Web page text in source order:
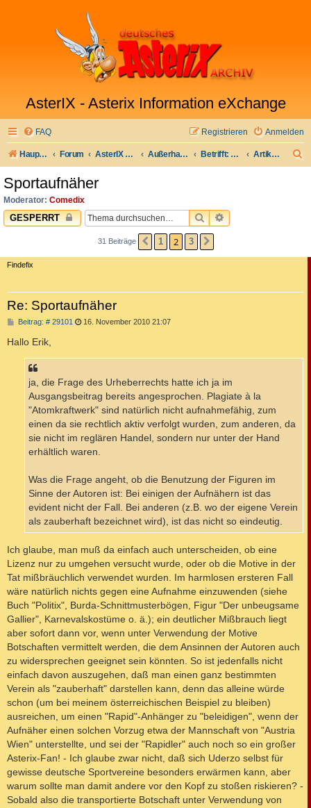
AsterIX - Asterix Information eXchange
FAQ Anmelden
Registrieren
Hauptseite Forum AsterIX auf Deutsch Außerhalb Galliens Betrifft: Comedix.de Artikel für die Comedix-Bibliothek
Sportaufnäher
Moderator: Comedix
GESPERRT SUCHEERWEITERTE
31 Beiträge VORHERIGE
1 2 3
Findefix
Re: Sportaufnäher
Beitrag: # 29101 B
r
16. November 2010 21:07
Hallo Erik,
ja, die Frage des Urheberrechts hatte ich ja im
Ausgangsbeitrag bereits angesprochen. Plagiate à la
"Atomkraftwerk" sind natürlich nicht aufnahmefähig, zum
einen da sie rechtlich aktiv verfolgt wurden, zum anderen, da
sie nicht im reglären Handel, sondern nur unter der Hand
erhältlich waren.
Was die Frage angeht, ob die Benutzung der Figuren im
Sinne der Autoren ist: Bei einigen der Aufnähern ist das
evident nicht der Fall. Bei anderen (z.B. wo der eigene Verein
als zauberhaft bezeichnet wird), ist das nicht so eindeutig.
Ich glaube, man muß da einfach auch unterscheiden, ob eine
Lizenz nur zu umgehen versucht wurde, oder ob die Motive in der
Tat mißbräuchlich verwendet wurden. Im harmlosen ersteren Fall
wäre natürlich nichts gegen eine Aufnahme einzuwenden (siehe
Buch "Politix", Burda-Schnittmusterbögen, Figur "Der unbeugsame
Gallier", Karnevalskostüme o. ä.); ein deutlicher Mißbrauch liegt
aber sofort dann vor, wenn unter Verwendung der Motive
Botschaften vermittelt werden, die dem Ansinnen der Autoren auch
zu widersprechen geeignet sein könnten. So ist jedenfalls nicht
einfach davon auszugehen, daß man einen ganz bestimmten
Verein als "zauberhaft" darstellen kann, denn das alleine würde
schon (um bei meinem österreichischen Beispiel zu bleiben)
ausreichen, um einen "Rapid"-Anhänger zu "beleidigen", wenn der
Aufnäher einen solchen Vorzug etwa der Mannschaft von "Austria
Wien" unterstellte, und sei der "Rapidler" auch noch so ein großer
Asterix-Fan! - Ich glaube zwar nicht, daß sich Uderzo selbst für
gewisse deutsche Sportvereine besonders erwärmen kann, aber
warum sollte man damit andere vor den Kopf zu stoßen riskieren? -
Sobald also die transportierte Botschaft unter Verwendung von